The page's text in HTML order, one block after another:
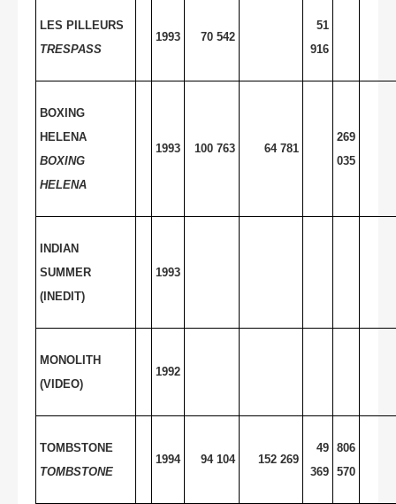
LES PILLEURS
TRESPASS
1993 70 542
51
916
BOXING
HELENA
BOXING
HELENA
1993 100 763 64 781
269
035
INDIAN
SUMMER
(INEDIT)
1993
MONOLITH
(VIDEO)
1992
TOMBSTONE
TOMBSTONE
1994 94 104 152 269
49
369
806
570